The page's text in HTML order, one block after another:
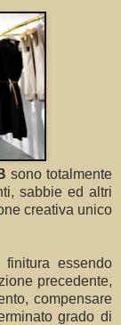
sono totalmente
sabbie ed altri
creativa unico
finitura essendo
precedente,
compensare
grado di